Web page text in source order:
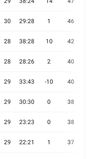
30 29:28 1 46
28 38:28 10 42
28 28:26 2 40
29 33:43 -10 40
29 30:30 0 38
29 23:23 0 38
29 22:21 1 37